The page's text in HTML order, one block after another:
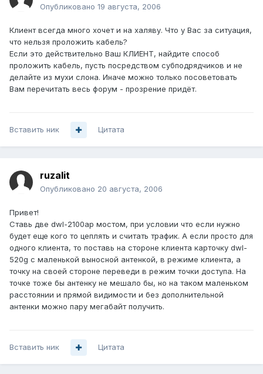
Опубликовано 19 августа, 2006
Клиент всегда много хочет и на халяву. Что у Вас за ситуация,
что нельзя проложить кабель?
Если это действительно Ваш КЛИЕНТ, найдите способ
проложить кабель, пусть посредством субподрядчиков и не
делайте из мухи слона. Иначе можно только посоветовать
Вам перечитать весь форум - прозрение придёт.
Вставить ник Цитата
ruzalit
Опубликовано 20 августа, 2006
Привет!
Ставь две dwl-2100ap мостом, при условии что если нужно
будет еще кого то цеплять и считать трафик. А если просто для
одного клиента, то поставь на стороне клиента карточку dwl-
520g с маленькой выносной антенкой, в режиме клиента, а
точку на своей стороне переведи в режим точки доступа. На
точке тоже бы антенку не мешало бы, но на таком маленьком
расстоянии и прямой видимости и без дополнительной
антенки можно пару мегабайт получить.
Вставить ник Цитата